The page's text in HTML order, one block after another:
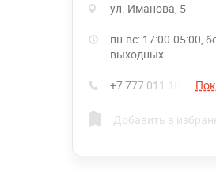
ул. Иманова, 5
пн-вс: 17:00-05:00,
выходных
+7 777 011 10 40
Добавить в